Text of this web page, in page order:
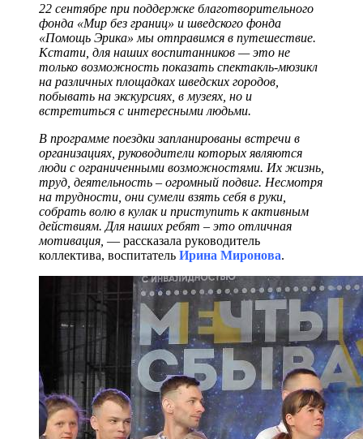
22 сентябре при поддержке благотворительного
фонда «Мир без границ» и шведского фонда
«Помощь Эрика» мы отправимся в путешествие.
Кстати, для наших воспитанников — это не
только возможность показать спектакль-мюзикл
на различных площадках шведских городов,
побывать на экскурсиях, в музеях, но и
встретиться с интересными людьми.
В программе поездки запланированы встречи в
организациях, руководители которых являются
люди с ограниченными возможностями. Их жизнь,
труд, деятельность – огромный подвиг. Несмотря
на трудности, они сумели взять себя в руки,
собрать волю в кулак и приступить к активным
действиям. Для наших ребят – это отличная
мотивация, — рассказала руководитель
коллектива, воспитатель Ирина Миронова.